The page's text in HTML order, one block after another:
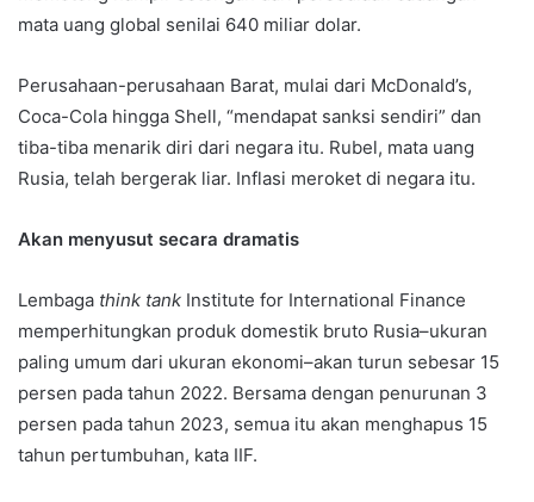
mata uang global senilai 640 miliar dolar.
Perusahaan-perusahaan Barat, mulai dari McDonald’s,
Coca-Cola hingga Shell, “mendapat sanksi sendiri” dan
tiba-tiba menarik diri dari negara itu. Rubel, mata uang
Rusia, telah bergerak liar. Inflasi meroket di negara itu.
Akan menyusut secara dramatis
Lembaga think tank Institute for International Finance
memperhitungkan produk domestik bruto Rusia–ukuran
paling umum dari ukuran ekonomi–akan turun sebesar 15
persen pada tahun 2022. Bersama dengan penurunan 3
persen pada tahun 2023, semua itu akan menghapus 15
tahun pertumbuhan, kata IIF.